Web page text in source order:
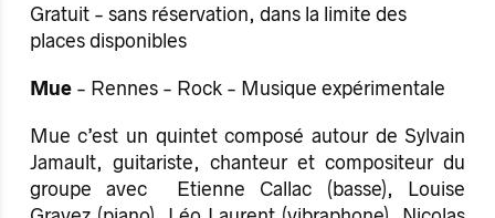
Gratuit - sans réservation, dans la limite des
places disponibles
Mue - Rennes - Rock - Musique expérimentale
Mue c’est un quintet composé autour de Sylvain
Jamault, guitariste, chanteur et compositeur du
groupe avec Etienne Callac (basse), Louise